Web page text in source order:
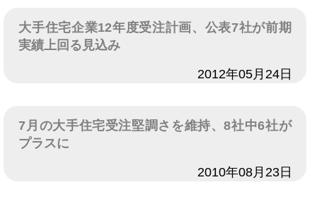
大手住宅企業12年度受注計画、公表7社が前期
実績上回る見込み
2012年05月24日
7月の大手住宅受注堅調さを維持、8社中6社が
プラスに
2010年08月23日